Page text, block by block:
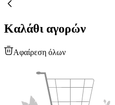
Καλάθι αγορών
Αφαίρεση όλων